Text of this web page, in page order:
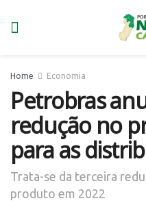
Home Economia
Petrobras
redução no
para as
Trata-se da terceira
produto em 2022